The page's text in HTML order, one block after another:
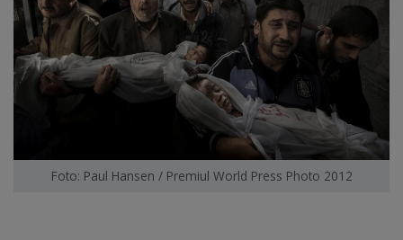
Foto: Paul Hansen / Premiul World Press Photo 2012